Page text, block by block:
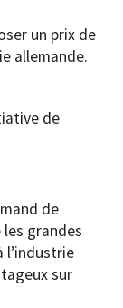
un prix de
allemande.
de
de
les grandes
sur